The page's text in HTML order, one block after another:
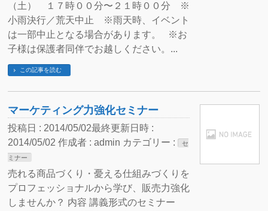
（土） １７時００分〜２１時００分 ※
小雨決行／荒天中止 ※雨天時、イベント
は一部中止となる場合があります。 ※お
子様は保護者同伴でお越しください。...
この記事を読む
マーケティング力強化セミナー
投稿日 : 2014/05/02最終更新日時 :
2014/05/02 作成者 :admin カテゴリー :
セ
ミナー
売れる商品づくり・憂える仕組みづくりを
プロフェッショナルから学び、販売力強化
しませんか？ 内容 講義形式のセミナー